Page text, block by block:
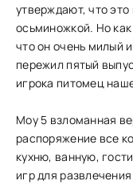
утверждают, что
осьминожкой. Но
что он очень милый
пережил пятый
игрока питомец
Moy 5 взломанная
распоряжение все
кухню, ванную,
игр для